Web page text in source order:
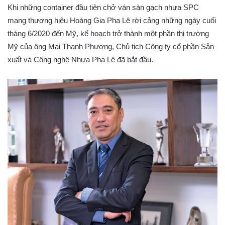
Khi những container đầu tiên chở ván sàn gạch nhựa SPC
mang thương hiệu Hoàng Gia Pha Lê rời cảng những ngày cuối
tháng 6/2020 đến Mỹ, kế hoạch trở thành một phần thị trường
Mỹ của ông Mai Thanh Phương, Chủ tịch Công ty cổ phần Sản
xuất và Công nghệ Nhựa Pha Lê đã bắt đầu.